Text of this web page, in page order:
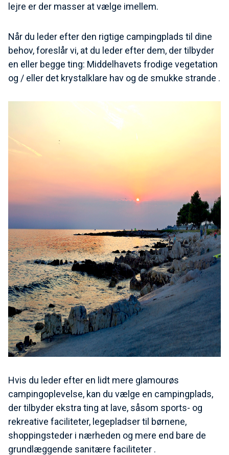
lejre er der masser at vælge imellem.
Når du leder efter den rigtige campingplads til dine
behov, foreslår vi, at du leder efter dem, der tilbyder
en eller begge ting: Middelhavets frodige vegetation
og / eller det krystalklare hav og de smukke strande .
Hvis du leder efter en lidt mere glamourøs
campingoplevelse, kan du vælge en campingplads,
der tilbyder ekstra ting at lave, såsom sports- og
rekreative faciliteter, legepladser til børnene,
shoppingsteder i nærheden og mere end bare de
grundlæggende sanitære faciliteter .